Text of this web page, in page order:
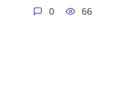
0 66